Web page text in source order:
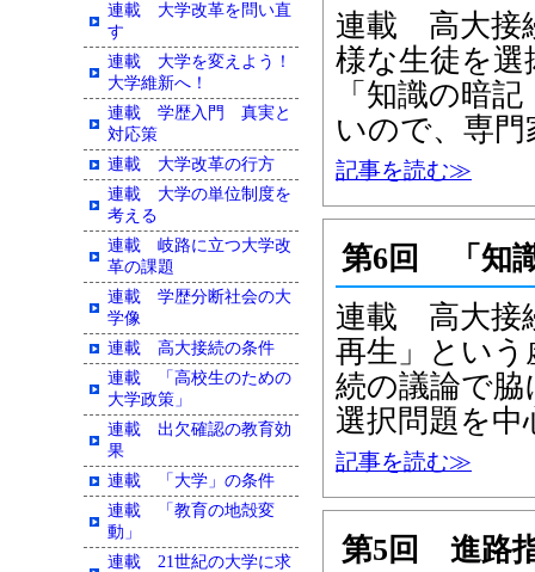
連載 高大接
様な生徒を
「知識の暗
いので、専
記事を読む≫
第6回 「知
連載 高大接
再生」とい
続の議論で
選択問題を
記事を読む≫
第5回 進路
連載 大学改革を問い直
す
連載 大学を変えよう！
大学維新へ！
連載 学歴入門 真実と
対応策
連載 大学改革の行方
連載 大学の単位制度を
考える
連載 岐路に立つ大学改
革の課題
連載 学歴分断社会の大
学像
連載 高大接続の条件
連載 「高校生のための
大学政策」
連載 出欠確認の教育効
果
連載 「大学」の条件
連載 「教育の地殻変
動」
連載 21世紀の大学に求